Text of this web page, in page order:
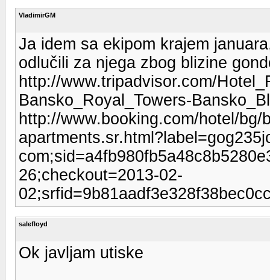
VladimirGM
Ja idem sa ekipom krajem
odlučili za njega zbog blizine
http://www.tripadvisor.com/
Bansko_Royal_Towers-
http://www.booking.com/hotel/
26;checkout=2013-02-
salefloyd
Ok javljam utiske